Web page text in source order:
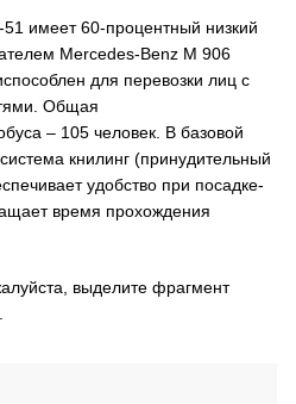
имеет 60-процентный низкий
Mercedes-Benz M 906
для перевозки лиц с
Общая
– 105 человек. В базовой
книлинг (принудительный
удобство при посадке-
время прохождения
выделите фрагмент